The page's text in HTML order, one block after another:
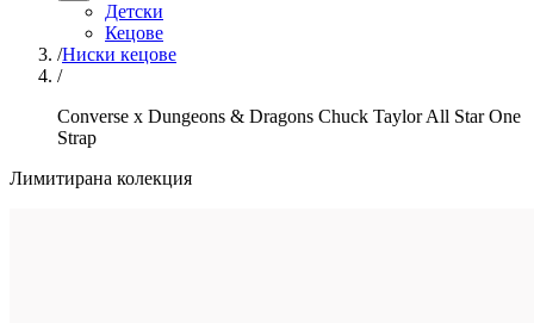
Детски
Кецове
/Ниски кецове
/
Converse x Dungeons & Dragons Chuck Taylor All Star One
Strap
Лимитирана колекция